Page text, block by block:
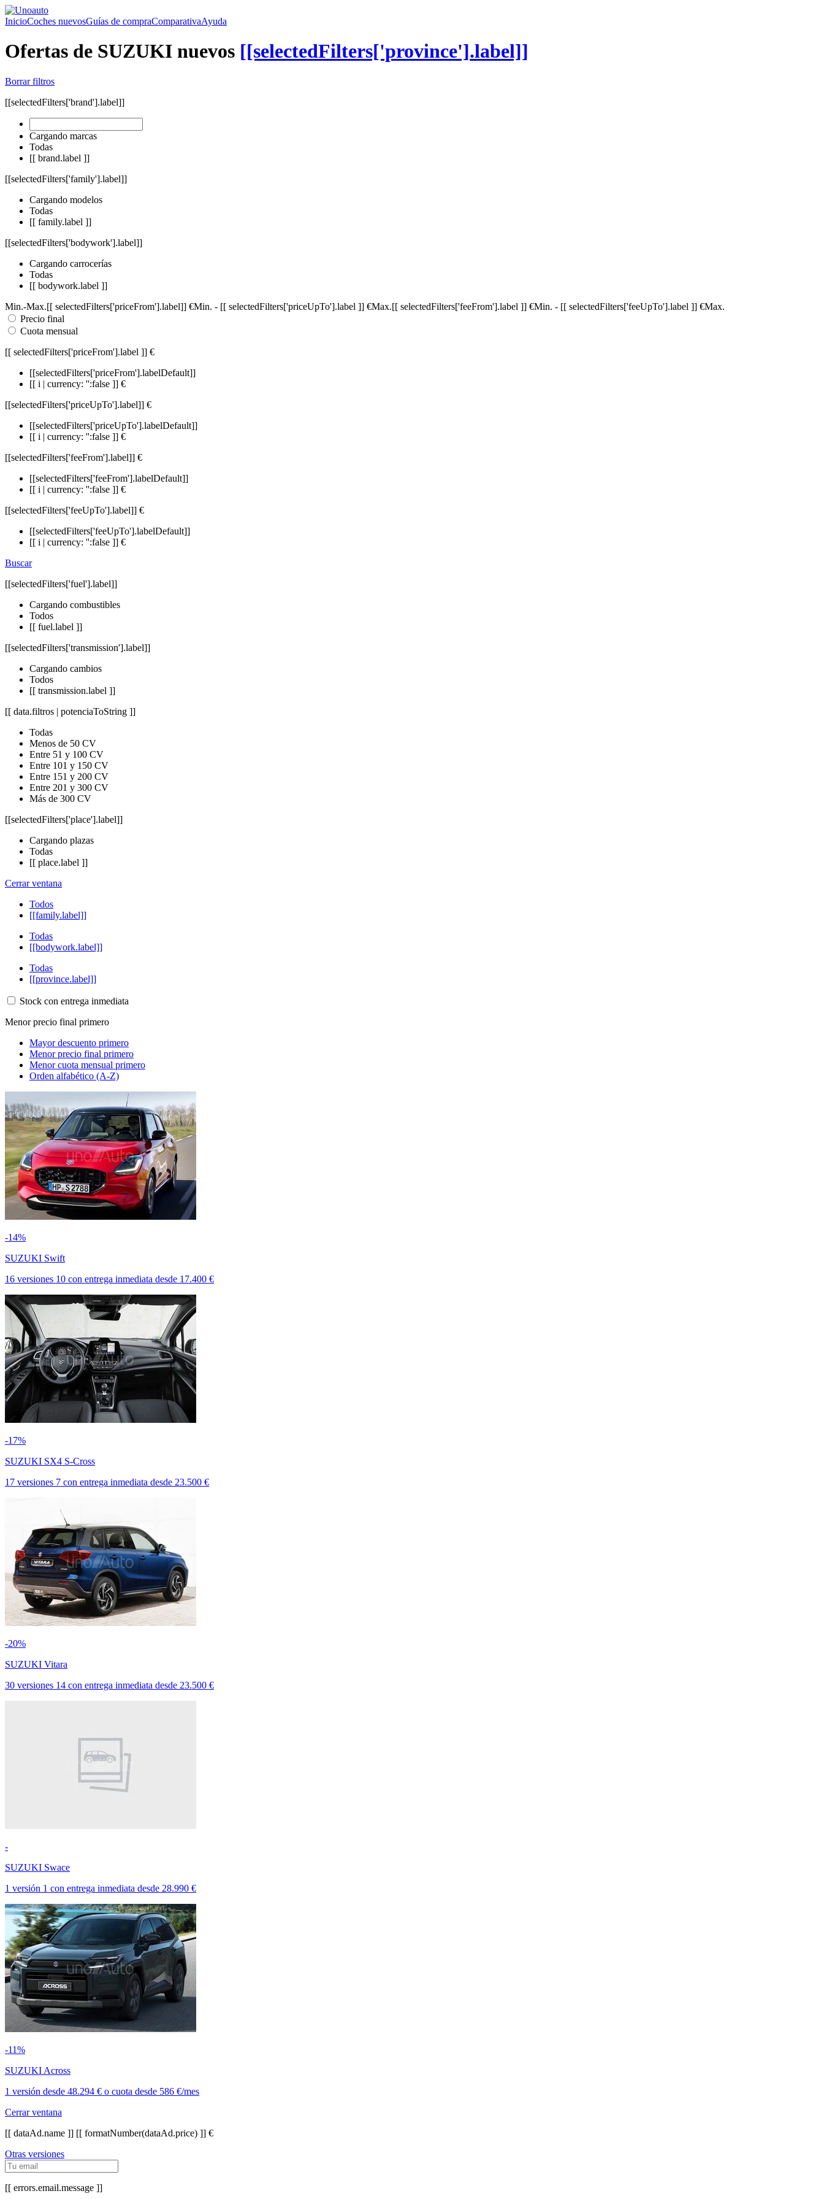
InicioCoches nuevosGuías de compraComparativaAyuda
Ofertas de SUZUKI nuevos [[selectedFilters['province'].label]]
Borrar filtros
[[selectedFilters['brand'].label]]
Cargando marcas
Todas
[[ brand.label ]]
[[selectedFilters['family'].label]]
Cargando modelos
Todas
[[ family.label ]]
[[selectedFilters['bodywork'].label]]
Cargando carrocerías
Todas
[[ bodywork.label ]]
Min.-Max.[[ selectedFilters['priceFrom'].label]] €Min. - [[ selectedFilters['priceUpTo'].label ]] €Max.[[ selectedFilters['feeFrom'].label ]] €Min. - [[ selectedFilters['feeUpTo'].label ]] €Max.
Precio final
Cuota mensual
[[ selectedFilters['priceFrom'].label ]] €
[[selectedFilters['priceFrom'].labelDefault]]
[[ i | currency: '':false ]] €
[[selectedFilters['priceUpTo'].label]] €
[[selectedFilters['priceUpTo'].labelDefault]]
[[ i | currency: '':false ]] €
[[selectedFilters['feeFrom'].label]] €
[[selectedFilters['feeFrom'].labelDefault]]
[[ i | currency: '':false ]] €
[[selectedFilters['feeUpTo'].label]] €
[[selectedFilters['feeUpTo'].labelDefault]]
[[ i | currency: '':false ]] €
Buscar
[[selectedFilters['fuel'].label]]
Cargando combustibles
Todos
[[ fuel.label ]]
[[selectedFilters['transmission'].label]]
Cargando cambios
Todos
[[ transmission.label ]]
[[ data.filtros | potenciaToString ]]
Todas
Menos de 50 CV
Entre 51 y 100 CV
Entre 101 y 150 CV
Entre 151 y 200 CV
Entre 201 y 300 CV
Más de 300 CV
[[selectedFilters['place'].label]]
Cargando plazas
Todas
[[ place.label ]]
Cerrar ventana
Todos
[[family.label]]
Todas
[[bodywork.label]]
Todas
[[province.label]]
Stock con entrega inmediata
Menor precio final primero
Mayor descuento primero
Menor precio final primero
Menor cuota mensual primero
Orden alfabético (A-Z)
-14%
SUZUKI Swift
16 versiones 10 con entrega inmediata desde 17.400 €
-17%
SUZUKI SX4 S-Cross
17 versiones 7 con entrega inmediata desde 23.500 €
-20%
SUZUKI Vitara
30 versiones 14 con entrega inmediata desde 23.500 €
-
SUZUKI Swace
1 versión 1 con entrega inmediata desde 28.990 €
-11%
SUZUKI Across
1 versión desde 48.294 € o cuota desde 586 €/mes
Cerrar ventana
[[ dataAd.name ]] [[ formatNumber(dataAd.price) ]] €
Otras versiones
[[ errors.email.message ]]